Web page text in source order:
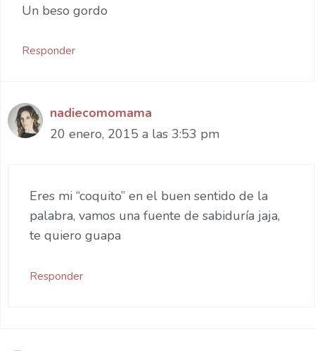
Un beso gordo
Responder
nadiecomomama
20 enero, 2015 a las 3:53 pm
Eres mi “coquito” en el buen sentido de la
palabra, vamos una fuente de sabiduría jaja,
te quiero guapa
Responder